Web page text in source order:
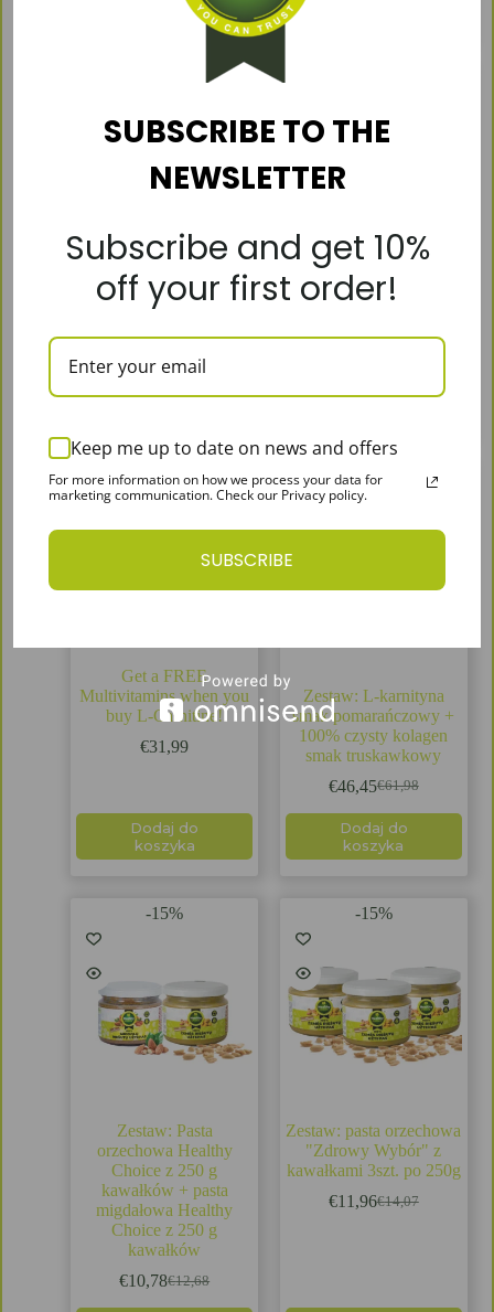
koszyka
Buy L-Carnitine –
Vitamin D3 FREE!
Dodaj do
Get Beauty Vitamins
FREE when you buy L-
Dodaj do
Get a FREE
Multivitamins when you
buy L-Carnitine!
€31,99
Dodaj do
koszyka
-25%
Zestaw: L-karnityna
smak pomarańczowy +
100% czysty kolagen
smak truskawkowy
€61,98
€46,45
Dodaj do
koszyka
-15%
Zestaw: Pasta
orzechowa Healthy
Choice z 250 g
kawałków + pasta
migdałowa Healthy
Choice z 250 g
kawałków
€12,68
€10,78
-15%
Zestaw: pasta orzechowa
"Zdrowy Wybór" z
kawałkami 3szt. po 250g
€14,07
€11,96
SUBSCRIBE TO THE
NEWSLETTER
Subscribe and get 10%
off your first order!
Keep me up to date on news and offers
For more information on how we process your data for
marketing communication. Check our Privacy policy.
SUBSCRIBE